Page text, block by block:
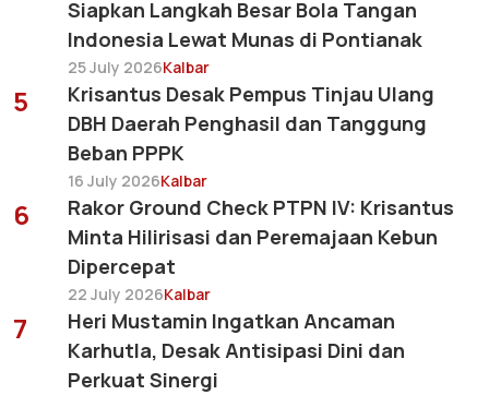
Siapkan Langkah Besar Bola Tangan
Indonesia Lewat Munas di Pontianak
25 July 2026Kalbar
5
Krisantus Desak Pempus Tinjau Ulang
DBH Daerah Penghasil dan Tanggung
Beban PPPK
16 July 2026Kalbar
6
Rakor Ground Check PTPN IV: Krisantus
Minta Hilirisasi dan Peremajaan Kebun
Dipercepat
22 July 2026Kalbar
7
Heri Mustamin Ingatkan Ancaman
Karhutla, Desak Antisipasi Dini dan
Perkuat Sinergi